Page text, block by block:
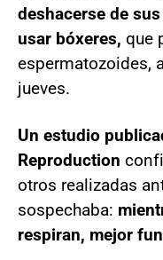
deshacerse de
usar bóxeres, que
espermatozoides,
jueves.
Un estudio
Reproduction
otros realizadas
sospechaba:
respiran, mejor